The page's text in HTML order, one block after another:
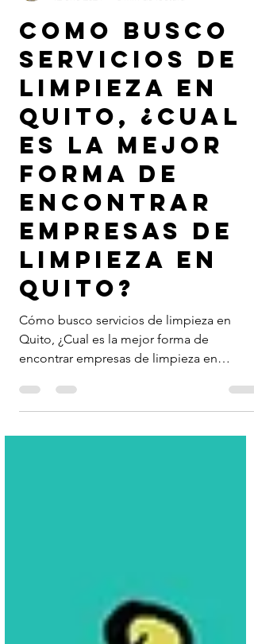
12 ene 2024
3 min de lectura
Como busco
servicios de
limpieza en
Quito, ¿Cual
es la mejor
forma de
encontrar
empresas de
limpieza en
Quito?
Cómo busco servicios de limpieza en
Quito, ¿Cual es la mejor forma de
encontrar empresas de limpieza en
Quito?, acá te muestro como debes...